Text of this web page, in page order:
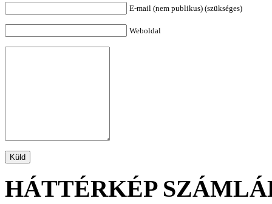
E-mail (nem publikus) (szükséges)
Weboldal
HÁTTÉRKÉP